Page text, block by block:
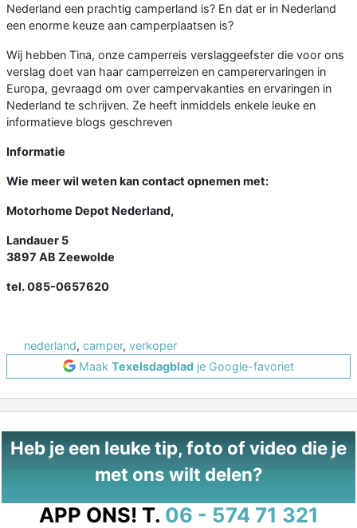
Nederland een prachtig camperland is? En dat er in Nederland
een enorme keuze aan camperplaatsen is?
Wij hebben Tina, onze camperreis verslaggeefster die voor ons
verslag doet van haar camperreizen en camperervaringen in
Europa, gevraagd om over campervakanties en ervaringen in
Nederland te schrijven. Ze heeft inmiddels enkele leuke en
informatieve blogs geschreven
Informatie
Wie meer wil weten kan contact opnemen met:
Motorhome Depot Nederland,
Landauer 5
3897 AB Zeewolde
tel. 085-0657620
nederland, camper, verkoper
Maak Texelsdagblad je Google-favoriet
Heb je een leuke tip, foto of video die je
met ons wilt delen?
APP ONS! T. 06 - 574 71 321